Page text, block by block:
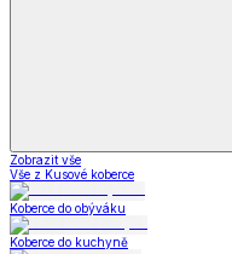
Zobrazit vše
Vše z Kusové koberce
Koberce do obýváku
Koberce do kuchyně